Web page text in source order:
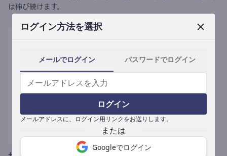
ログイン方法を選択
メールでログイン パスワードでログイン
ログイン
メールアドレスに、ログイン用リンクをお送りします。
Googleでログイン
は伸び続けます。